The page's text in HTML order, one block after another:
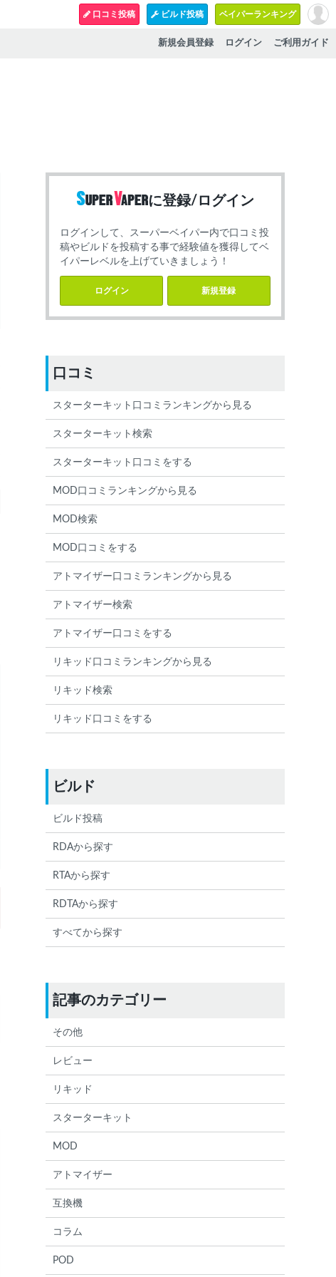
口コミ投稿 ビルド投稿 ベイパーランキング
ご利用ガイド
ログイン
新規会員登録
に登録/ログイン
ログインして、スーパーベイパー内で口コミ投
稿やビルドを投稿する事で経験値を獲得してベ
イパーレベルを上げていきましょう！
ログイン 新規登録
口コミ
スターターキット口コミランキングから見る
スターターキット検索
スターターキット口コミをする
MOD口コミランキングから見る
MOD検索
MOD口コミをする
アトマイザー口コミランキングから見る
アトマイザー検索
アトマイザー口コミをする
リキッド口コミランキングから見る
リキッド検索
リキッド口コミをする
ビルド
ビルド投稿
RDAから探す
RTAから探す
RDTAから探す
すべてから探す
記事のカテゴリー
その他
レビュー
リキッド
スターターキット
MOD
アトマイザー
互換機
コラム
POD
検索する